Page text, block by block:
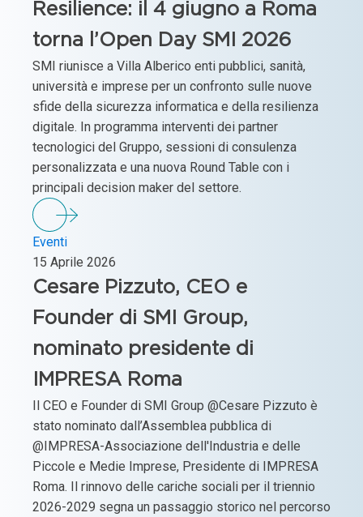
Resilience: il 4 giugno a Roma
torna l’Open Day SMI 2026
SMI riunisce a Villa Alberico enti pubblici, sanità,
università e imprese per un confronto sulle nuove
sfide della sicurezza informatica e della resilienza
digitale. In programma interventi dei partner
tecnologici del Gruppo, sessioni di consulenza
personalizzata e una nuova Round Table con i
principali decision maker del settore.
Eventi
15 Aprile 2026
Cesare Pizzuto, CEO e
Founder di SMI Group,
nominato presidente di
IMPRESA Roma
Il CEO e Founder di SMI Group @Cesare Pizzuto è
stato nominato dall’Assemblea pubblica di
@IMPRESA-Associazione dell'Industria e delle
Piccole e Medie Imprese, Presidente di IMPRESA
Roma. Il rinnovo delle cariche sociali per il triennio
2026-2029 segna un passaggio storico nel percorso